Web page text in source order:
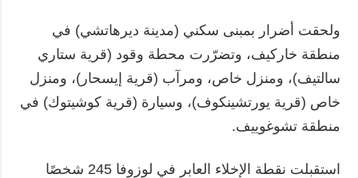
ولحقت أضرار بمبنى سكني (مدينة ديرهاتشي) في
منطقة خاركيف، وتضرّرت محطة وقود (قرية ستاري
سالتيف)، ومنزل خاص، ومرآب (قرية إيسحار)، ومنزل
خاص (قرية يورتشينكوف)، وسيارة (قرية كوشيتوك) في
منطقة تشوغوييف.
استقبلت نقطة الإخلاء العابر في لوزوفا 245 شخصًا